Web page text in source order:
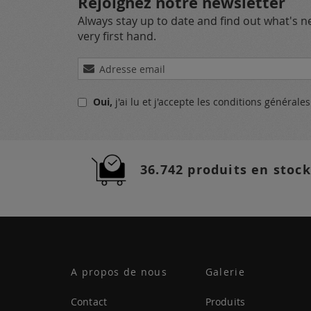
Always stay up to date and find out what's
very first hand.
Inscription
à
lettreOui, j'ai lu et j'accepte les conditions générales
36.742 produits en stock
A propos de nous
Contact
Galerie
Produits